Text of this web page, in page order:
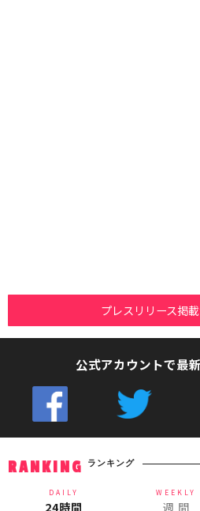
プレスリリース掲
公式アカウントで最
RANKING ランキング
DAILY
24時間
WEEKLY
週 間